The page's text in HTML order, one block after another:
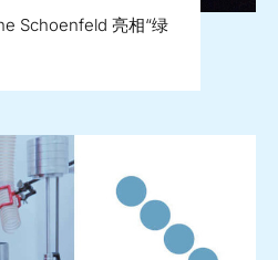
Schoenfeld 亮相“绿